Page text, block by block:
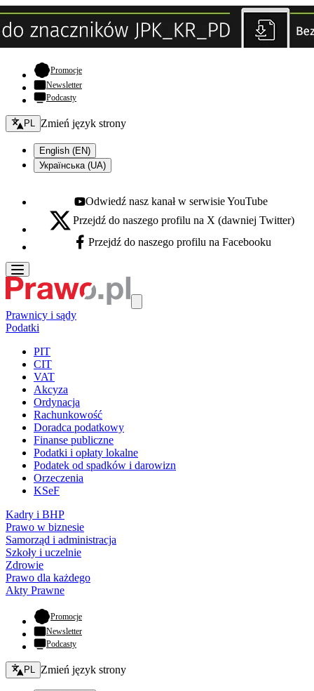
Promocje- otwiera się w nowej karcie
Newsletter
Podcasty
Zmień język - bieżący:
PL Zmień język strony
English (EN)
Українська (UA)
Youtube - otwiera się w nowej karcie
Odwiedź nasz kanał w serwisie YouTube
X - otwiera się w nowej karcie
Przejdź do naszego profilu na X (dawniej Twitter)
Facebook - otwiera się w nowej karcie
Przejdź do naszego profilu na Facebooku
Prawnicy i sądy
Podatki
PIT
CIT
VAT
Akcyza
Ordynacja
Rachunkowość
Doradca podatkowy
Finanse publiczne
Podatki i opłaty lokalne
Podatek od spadków i darowizn
Orzeczenia
KSeF
Kadry i BHP
Prawo w biznesie
Samorząd i administracja
Szkoły i uczelnie
Zdrowie
Prawo dla każdego
Akty Prawne
Promocje- otwiera się w nowej karcie
Newsletter
Podcasty
Zmień język - bieżący:
PL Zmień język strony